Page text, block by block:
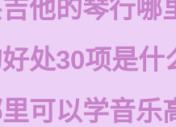
他的琴行哪
处30项是什
可以学音乐